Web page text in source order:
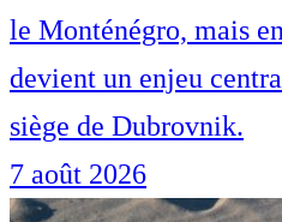
le Monténégro, mais
devient un enjeu
siège de Dubrovnik.
7 août 2026